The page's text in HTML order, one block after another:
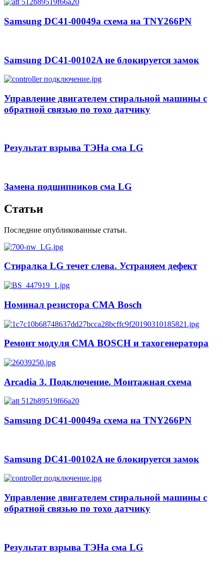
Samsung DC41-00049a схема на TNY266PN
Samsung DC41-00102A не блокируется замок
Управление двигателем стиральной машины с
обратной связью по тохо датчику
Результат взрыва ТЭНа сма LG
Замена подшипников сма LG
Статьи
Последние опубликованные статьи.
Стиралка LG течет слева. Устраняем дефект
Номинал резистора СМА Bosch
Ремонт модуля СМА BOSCH и тахогенератора
Arcadia 3. Подключение. Монтажная схема
Samsung DC41-00049a схема на TNY266PN
Samsung DC41-00102A не блокируется замок
Управление двигателем стиральной машины с
обратной связью по тохо датчику
Результат взрыва ТЭНа сма LG